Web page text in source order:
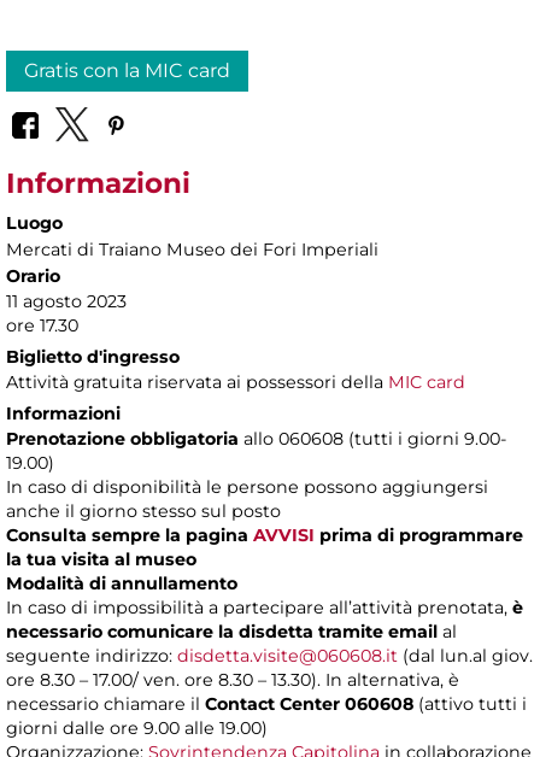
Gratis con la MIC card
Informazioni
Luogo
Mercati di Traiano Museo dei Fori Imperiali
Orario
11 agosto 2023
ore 17.30
Biglietto d'ingresso
Attività gratuita riservata ai possessori della MIC card
Informazioni
Prenotazione obbligatoria allo 060608 (tutti i giorni 9.00-
19.00)
In caso di disponibilità le persone possono aggiungersi
anche il giorno stesso sul posto
Consulta sempre la pagina AVVISI prima di programmare
la tua visita al museo
Modalità di annullamento
In caso di impossibilità a partecipare all’attività prenotata, è
necessario comunicare la disdetta tramite email al
seguente indirizzo: disdetta.visite@060608.it (dal lun.al giov.
ore 8.30 – 17.00/ ven. ore 8.30 – 13.30). In alternativa, è
necessario chiamare il Contact Center 060608 (attivo tutti i
giorni dalle ore 9.00 alle 19.00)
Organizzazione: Sovrintendenza Capitolina in collaborazione